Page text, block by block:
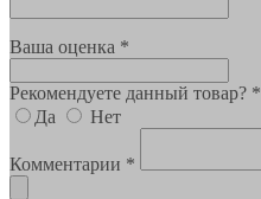
Ваша оценка *
Рекомендуете данный товар? *
Да
Нет
Комментарии *